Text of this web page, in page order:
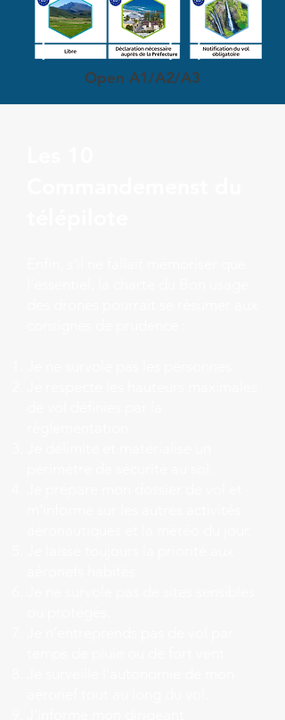
Open A1/A2/A3